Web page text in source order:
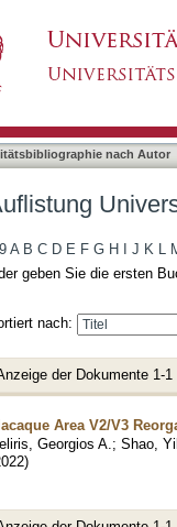
nach Autor
A B C D E F G H J K L
geben Sie die ersten
nach:
der Dokumente 1-1
Area V2/V3
Georgios A. ; Shao,
)